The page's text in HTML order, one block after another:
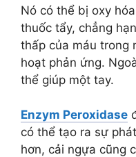
Nó có thể bị oxy
thuốc tẩy, chẳng
thấp của máu trong
hoạt phản ứng.
thể giúp một tay.
Enzym Peroxidase
có thể tạo ra sự
hơn, cải ngựa cũng